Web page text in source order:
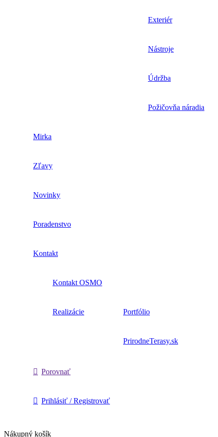
Exteriér
Nástroje
Údržba
Požičovňa náradia
Mirka
Zľavy
Novinky
Poradenstvo
Kontakt
Kontakt OSMO
Realizácie Portfólio
PrirodneTerasy.sk
Porovnať
Prihlásiť / Registrovať
Nákupný košík